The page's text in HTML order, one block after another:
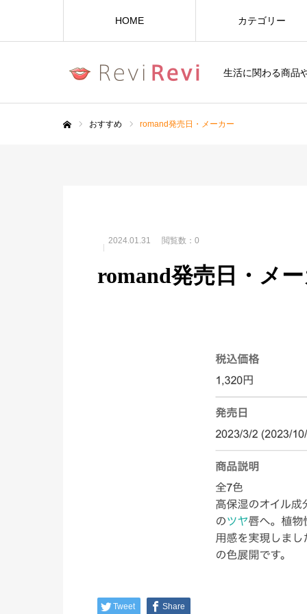
生活に関わる商品
HOME カテゴリー
おすすめ romand発売日・メーカー
2024.01.31 閲覧数：0
romand発売日・メ
Tweet Share